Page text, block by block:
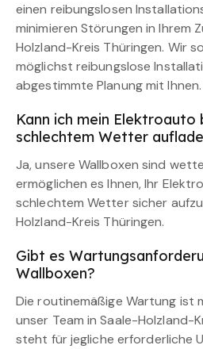
einen reibungslosen
minimieren Störungen in Ihrem
Holzland-Kreis Thüringen. Wir
möglichst reibungslose
abgestimmte Planung mit Ihnen.
Kann ich mein Elektroauto
schlechtem Wetter
Ja, unsere Wallboxen sind
ermöglichen es Ihnen, Ihr
schlechtem Wetter sicher
Holzland-Kreis Thüringen.
Gibt es
Wallboxen?
Die routinemäßige Wartung ist
unser Team in Saale-Holzland-
steht für jegliche erforderliche